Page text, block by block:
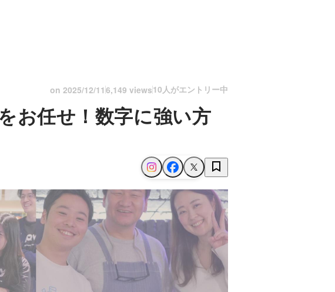
on 2025/12/11 6,149 views10人がエントリー中
お任せ！数字に強い方